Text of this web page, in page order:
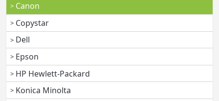
Canon
Copystar
Dell
Epson
HP Hewlett-Packard
Konica Minolta